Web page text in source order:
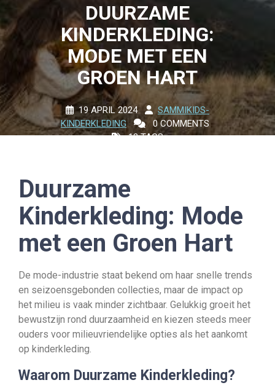
DUURZAME
KINDERKLEDING:
MODE MET EEN
GROEN HART
19 APRIL 2024
SAMMIKIDS-
KINDERKLEDING
0 COMMENTS
12 TAGS
Duurzame
Kinderkleding: Mode
met een Groen Hart
De mode-industrie staat bekend om haar snelle trends
en seizoensgebonden collecties, maar de impact op
het milieu is vaak minder zichtbaar. Gelukkig groeit het
bewustzijn rond duurzaamheid en kiezen steeds meer
ouders voor milieuvriendelijke opties als het aankomt
op kinderkleding.
Waarom Duurzame Kinderkleding?